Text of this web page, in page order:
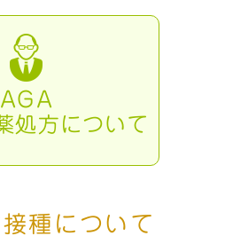
AGA
処方について
種について